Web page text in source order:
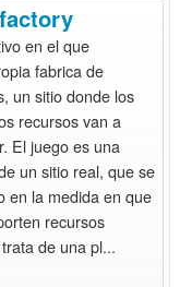
en el que
fabrica de
un sitio donde los
recursos van a
El juego es una
un sitio real, que se
en la medida en que
recursos
de una pl...